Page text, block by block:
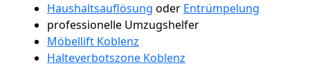
Haushaltsauflösung oder Entrümpelung
professionelle Umzugshelfer
Möbellift Koblenz
Halteverbotszone Koblenz